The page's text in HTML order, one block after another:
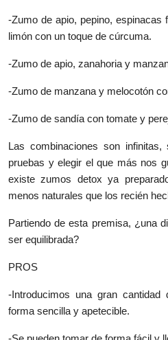
-Zumo de apio, pepino,
limón con un toque de cúrcuma.
-Zumo de apio, zanahoria y
-Zumo de manzana y melocotón
-Zumo de sandía con tomate y
Las combinaciones son
pruebas y elegir el que más nos
existe zumos detox ya
menos naturales que los recién
Partiendo de esta premisa, ¿una
ser equilibrada?
PROS
-Introducimos una gran
forma sencilla y apetecible.